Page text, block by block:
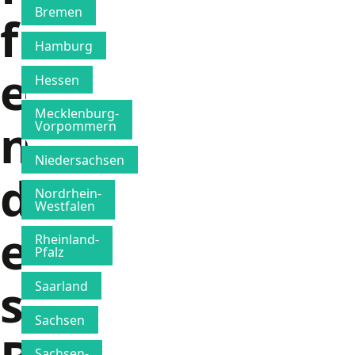
f
e
n
d
e
s
Bremen
Hamburg
Hessen
Mecklenburg-
Vorpommern
Niedersachsen
Nordrhein-
Westfalen
Rheinland-
Pfalz
Saarland
Sachsen